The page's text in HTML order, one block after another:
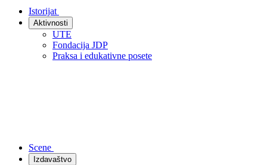
Istorijat
Aktivnosti
UTE
Fondacija JDP
Praksa i edukativne posete
Scene
Izdavaštvo